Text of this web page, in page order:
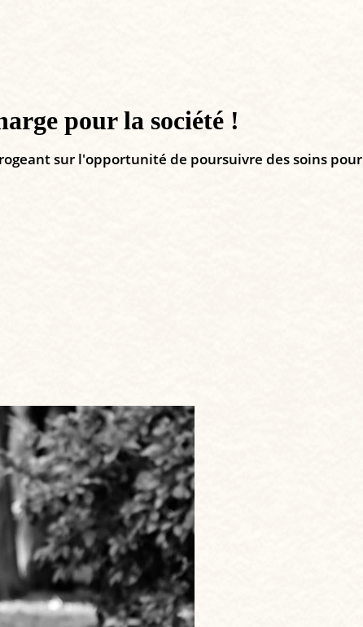
pour la société !
sur l'opportunité de poursuivre des soins pour